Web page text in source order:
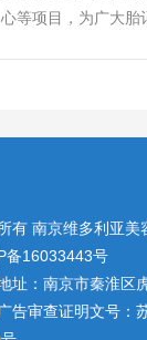
等项目，为广大胎
有 南京维多利亚美
备16033443号
址：南京市秦淮区
告审查证明文号：